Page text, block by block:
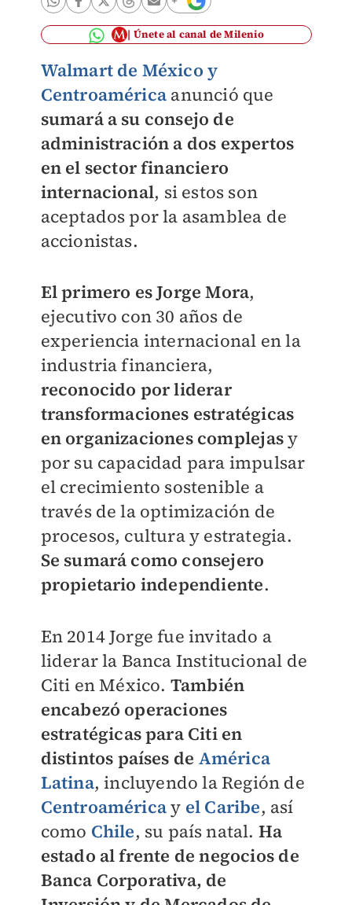
Únete al canal de Milenio
Walmart de México y
Centroamérica anunció que
sumará a su consejo de
administración a dos expertos
en el sector financiero
internacional, si estos son
aceptados por la asamblea de
accionistas.
El primero es Jorge Mora,
ejecutivo con 30 años de
experiencia internacional en la
industria financiera,
reconocido por liderar
transformaciones estratégicas
en organizaciones complejasy
por su capacidad para impulsar
el crecimiento sostenible a
través de la optimización de
procesos, cultura y estrategia.
Se sumará como consejero
propietario independiente.
En 2014 Jorge fue invitado a
liderar la Banca Institucional de
Citi en México. También
encabezó operaciones
estratégicas para Citi en
distintos países de América
Latina, incluyendo la Región de
Centroaméricay el Caribe, así
como Chile, su país natal. Ha
estado al frente de negocios de
Banca Corporativa, de